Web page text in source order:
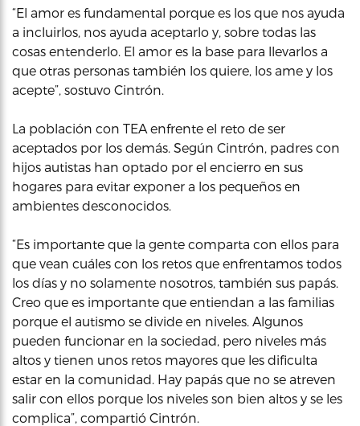
“El amor es fundamental porque es los que nos ayuda
a incluirlos, nos ayuda aceptarlo y, sobre todas las
cosas entenderlo. El amor es la base para llevarlos a
que otras personas también los quiere, los ame y los
acepte”, sostuvo Cintrón.
La población con TEA enfrente el reto de ser
aceptados por los demás. Según Cintrón, padres con
hijos autistas han optado por el encierro en sus
hogares para evitar exponer a los pequeños en
ambientes desconocidos.
“Es importante que la gente comparta con ellos para
que vean cuáles con los retos que enfrentamos todos
los días y no solamente nosotros, también sus papás.
Creo que es importante que entiendan a las familias
porque el autismo se divide en niveles. Algunos
pueden funcionar en la sociedad, pero niveles más
altos y tienen unos retos mayores que les dificulta
estar en la comunidad. Hay papás que no se atreven
salir con ellos porque los niveles son bien altos y se les
complica”, compartió Cintrón.